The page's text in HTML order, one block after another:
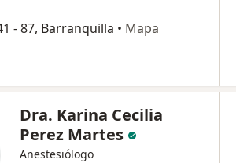
- 87, Barranquilla • Mapa
Dra. Karina Cecilia
Perez Martes
Anestesiólogo